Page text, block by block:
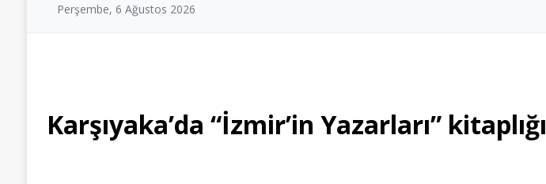
Perşembe, 6 Ağustos 2026
Karşıyaka’da “İzmir’in Yazarları” kitaplığı